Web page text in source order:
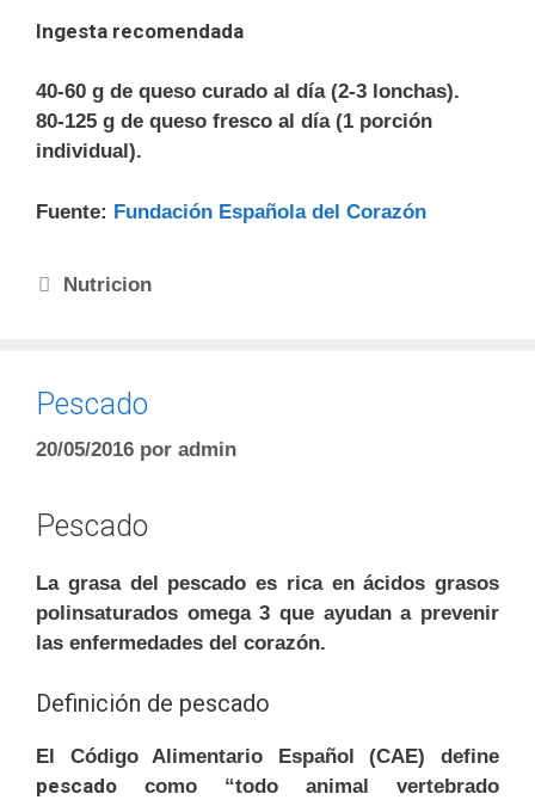
Ingesta recomendada
40-60 g de queso curado al día (2-3 lonchas).
80-125 g de queso fresco al día (1 porción
individual).
Fuente: Fundación Española del Corazón
Nutricion
Pescado
20/05/2016 por admin
Pescado
La grasa del pescado es rica en ácidos grasos
polinsaturados omega 3 que ayudan a prevenir
las enfermedades del corazón.
Definición de pescado
El Código Alimentario Español (CAE) define
pescado como “todo animal vertebrado